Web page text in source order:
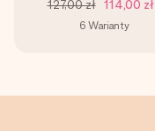
127,00 zł 114,00 zł
6 Warianty